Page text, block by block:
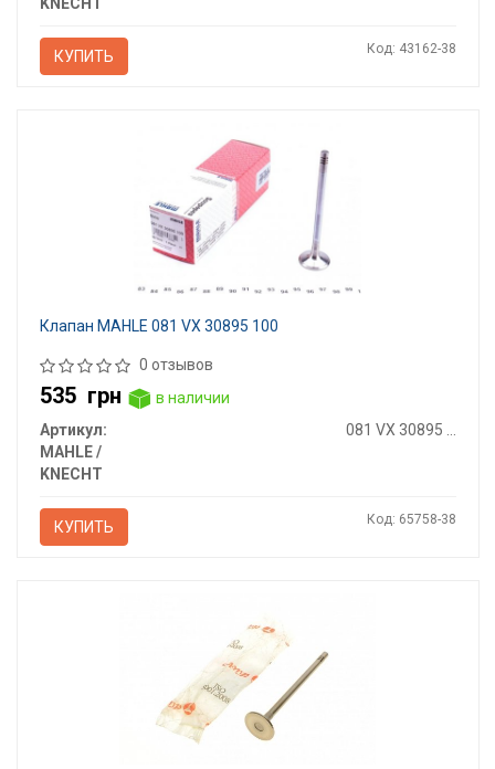
КУПИТЬ Код: 43162-38
Клапан MAHLE 081 VX 30895 100
0 отзывов
535 грн
в наличии
Артикул:
MAHLE /
KNECHT
КУПИТЬ Код: 65758-38